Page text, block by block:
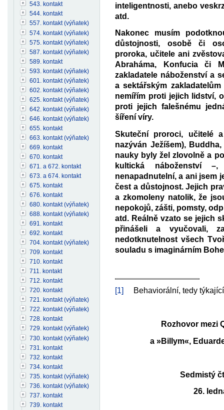
inteligentnosti, anebo
atd.
Nakonec musím
důstojnosti, osobě či
proroka, učitele ani
Abraháma, Konfucia či
zakladatele náboženství a
a sektářským
nemířím proti jejich lidství,
proti jejich falešnému
šíření víry.
Skuteční proroci, učitelé
nazýván Ježíšem),
nauky byly žel zlovolně a
kultická náboženství
nenapadnutelní, a ani jsem
čest a důstojnost. Jejich
a zkomoleny natolik, že
nepokojů, zášti, pomsty,
atd. Reálně vzato se jejich
přinášeli a vyučovali,
nedotknutelnost všech
souladu s imaginárním
[1] Behaviorální, tedy týkající
Rozhovor mezi
a »Billym«,
Sedmistý
26.
543. kontakt
544. kontakt
557. kontakt (výňatek)
574. kontakt (výňatek)
575. kontakt (výňatek)
587. kontakt (výňatek)
589. kontakt
593. kontakt (výňatek)
601. kontakt (výňatek)
602. kontakt (výňatek)
625. kontakt (výňatek)
642. kontakt (výňatek)
646. kontakt (výňatek)
655. kontakt
663. kontakt (výňatek)
669. kontakt
670. kontakt
671. a 672. kontakt
673. a 674. kontakt
675. kontakt
676. kontakt
680. kontakt (výňatek)
688. kontakt (výňatek)
691. kontakt
692. kontakt
704. kontakt (výňatek)
709. kontakt
710. kontakt
711. kontakt
712. kontakt
720. kontakt
721. kontakt (výňatek)
722. kontakt (výňatek)
728. kontakt
729. kontakt (výňatek)
730. kontakt (výňatek)
731. kontakt
732. kontakt
734. kontakt
735. kontakt (výňatek)
736. kontakt (výňatek)
737. kontakt
739. kontakt